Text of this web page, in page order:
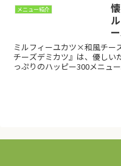
メニュー紹介
ミルフィーユカツ×和風チー
チーズデミカツ』は、優しい
っぷりのハッピー300メニュー